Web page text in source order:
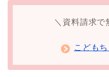
＼資料請求で
こども